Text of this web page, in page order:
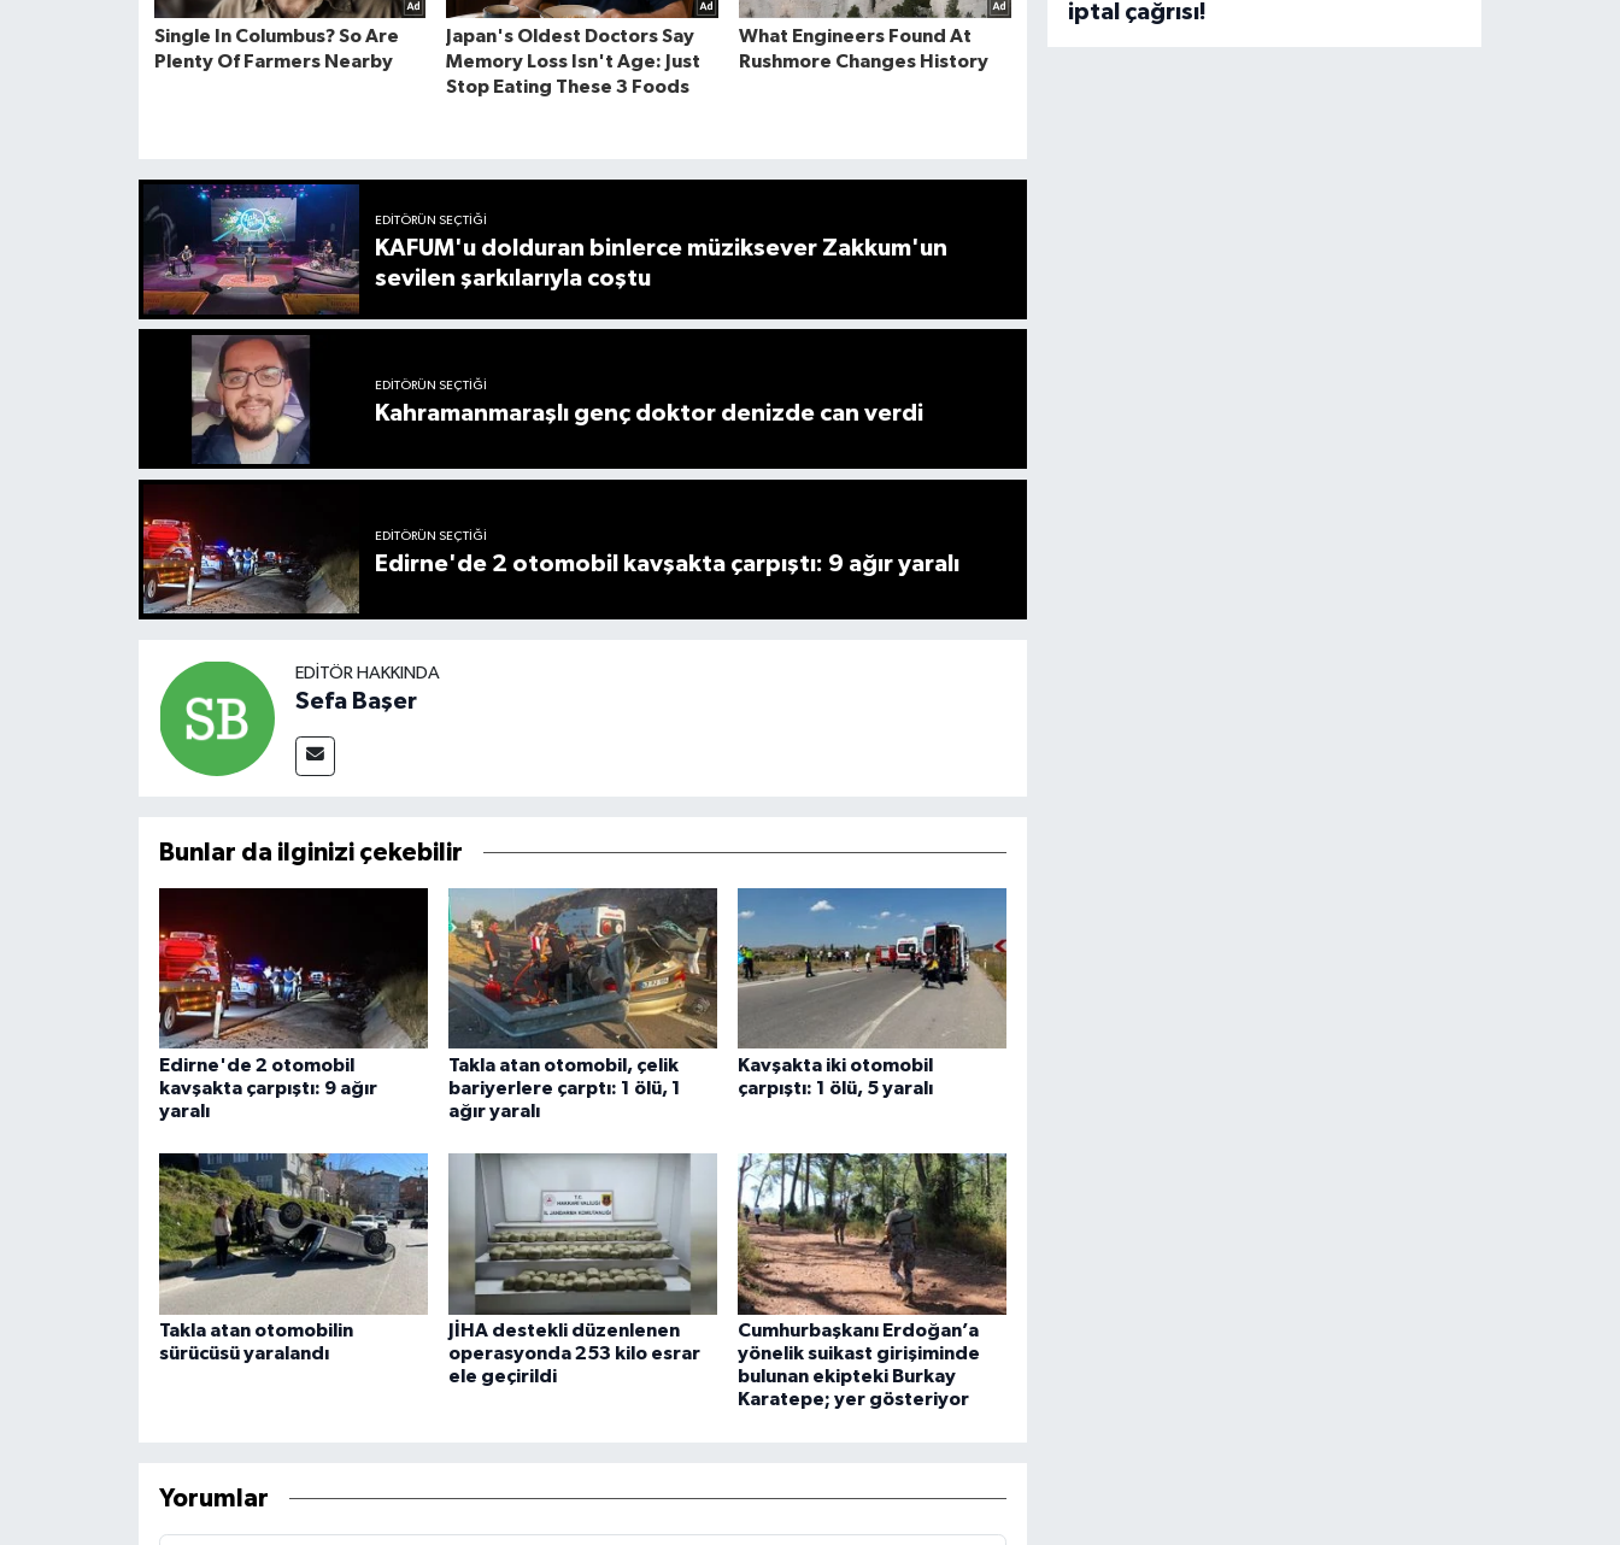
EDITÖRÜN SEÇTIĞI
KAFUM'u dolduran binlerce müziksever Zakkum'un
sevilen şarkılarıyla coştu
EDITÖRÜN SEÇTIĞI
Kahramanmaraşlı genç doktor denizde can verdi
EDITÖRÜN SEÇTIĞI
Edirne'de 2 otomobil kavşakta çarpıştı: 9 ağır yaralı
EDITÖR HAKKINDA
Sefa Başer
Bunlar da ilginizi çekebilir
Edirne'de 2 otomobil
kavşakta çarpıştı: 9 ağır
yaralı
Takla atan otomobil, çelik
bariyerlere çarptı: 1 ölü, 1
ağır yaralı
Kavşakta iki otomobil
çarpıştı: 1 ölü, 5 yaralı
Takla atan otomobilin
sürücüsü yaralandı
JİHA destekli düzenlenen
operasyonda 253 kilo esrar
ele geçirildi
Cumhurbaşkanı Erdoğan’a
yönelik suikast girişiminde
bulunan ekipteki Burkay
Karatepe; yer gösteriyor
Yorumlar
iptal çağrısı!